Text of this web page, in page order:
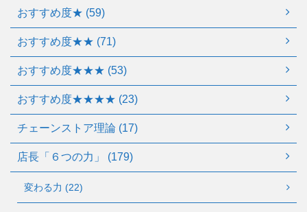
おすすめ度★ (59)
おすすめ度★★ (71)
おすすめ度★★★ (53)
おすすめ度★★★★ (23)
チェーンストア理論 (17)
店長「６つの力」 (179)
変わる力 (22)